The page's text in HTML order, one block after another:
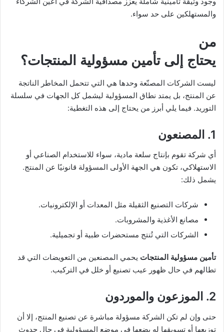
والمستهلكين على حد سواء.
من
يحتاج إلى تأمين مسؤولية المنتجات؟
ليست الشركات المصنّعة وحدها هي التي تتحمل المخاطر الناتجة
عن المنتج، بل يمتد نطاق المسؤولية ليشمل كل الجهات في سلسلة
التوريد. فيما يلي أبرز من يحتاج إلى هذه التغطية:
1. المصنعون
أي شركة تقوم بإنتاج سلعة مادية، سواء للاستخدام الصناعي أو
الاستهلاكي، تكون هي الجهة الأولى المسؤولة قانونيًا عن المنتج.
يشمل ذلك:
شركات التصنيع الثقيلة مثل المعدات أو الإلكترونيات.
مصانع الأغذية والمشروبات.
الشركات التي تُنتج مستحضرات طبية أو تجميلية.
تأمين مسؤولية المنتجات يحمي المصنعين من التعويضات التي قد
تطالهم في حال ظهور عيب تصنيع أو خلل في التركيب.
2. الموزعون والموردون
حتى وإن لم تكن الشركة مسؤولة مباشرة عن تصنيع المنتج، إلا أن
توزيعها أو تسويقها له يضعها في موضع المسؤولية في حال حدوث